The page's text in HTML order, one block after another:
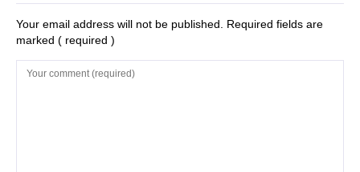
enigmatice de la
Gobelki Tepe din
Your email address will not be published. Required fields are
marked ( required )